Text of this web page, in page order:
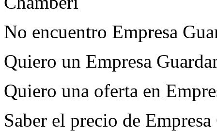
No encuentro Empresa
Quiero un Empresa
Quiero una oferta en
Saber el precio de